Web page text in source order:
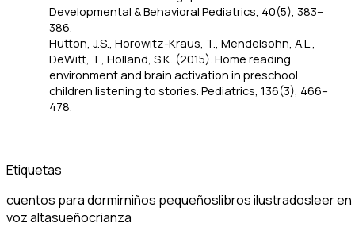
Developmental & Behavioral Pediatrics, 40(5), 383–
386.
Hutton, J.S., Horowitz-Kraus, T., Mendelsohn, A.L.,
DeWitt, T., Holland, S.K. (2015). Home reading
environment and brain activation in preschool
children listening to stories. Pediatrics, 136(3), 466–
478.
Etiquetas
cuentos para dormirniños pequeñoslibros ilustradosleer en
voz altasueñocrianza